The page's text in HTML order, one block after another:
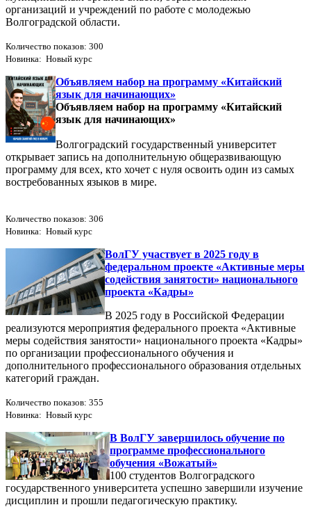
организаций и учреждений по работе с молодежью
Волгоградской области.
Количество показов: 300
Новинка: Новый курс
Объявляем набор на программу «Китайский
язык для начинающих»
Объявляем набор на программу «Китайский
язык для начинающих»
Волгоградский государственный университет
открывает запись на дополнительную общеразвивающую
программу для всех, кто хочет с нуля освоить один из самых
востребованных языков в мире.
Количество показов: 306
Новинка: Новый курс
ВолГУ участвует в 2025 году в
федеральном проекте «Активные меры
содействия занятости» национального
проекта «Кадры»
В 2025 году в Российской Федерации
реализуются мероприятия федерального проекта «Активные
меры содействия занятости» национального проекта «Кадры»
по организации профессионального обучения и
дополнительного профессионального образования отдельных
категорий граждан.
Количество показов: 355
Новинка: Новый курс
В ВолГУ завершилось обучение по
программе профессионального
обучения «Вожатый»
100 студентов Волгоградского
государственного университета успешно завершили изучение
дисциплин и прошли педагогическую практику.